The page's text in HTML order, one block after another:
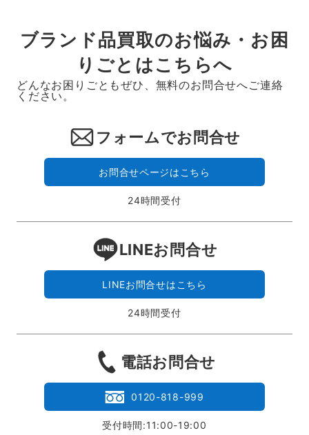
ブランド品買取のお悩み・お困
りごとはこちらへ
どんなお困りごともぜひ、無料のお問合せへご連絡
ください。
フォームでお問合せ
お問合せページはこちら
24時間受付
LINEお問合せ
LINEお問合せはこちら
24時間受付
電話お問合せ
0120-818-999
受付時間:11:00-19:00